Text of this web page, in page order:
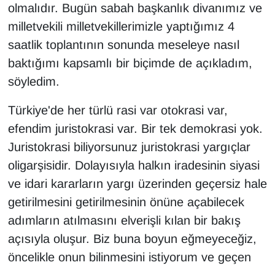
olmalıdır. Bugün sabah başkanlık divanımız ve
milletvekili milletvekillerimizle yaptığımız 4
saatlik toplantının sonunda meseleye nasıl
baktığımı kapsamlı bir biçimde de açıkladım,
söyledim.
Türkiye'de her türlü rasi var otokrasi var,
efendim juristokrasi var. Bir tek demokrasi yok.
Juristokrasi biliyorsunuz juristokrasi yargıçlar
oligarşisidir. Dolayısıyla halkın iradesinin siyasi
ve idari kararların yargı üzerinden geçersiz hale
getirilmesini getirilmesinin önüne açabilecek
adımların atılmasını elverişli kılan bir bakış
açısıyla oluşur. Biz buna boyun eğmeyeceğiz,
öncelikle onun bilinmesini istiyorum ve geçen